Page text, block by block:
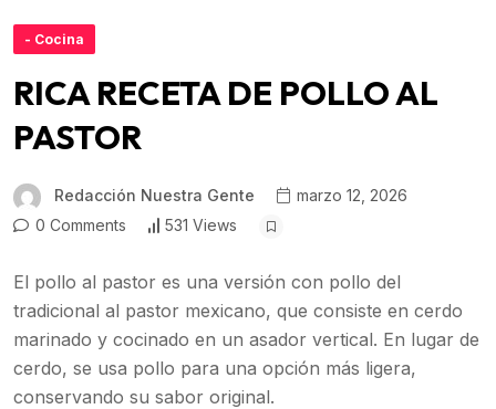
- Cocina
RICA RECETA DE POLLO AL
PASTOR
Redacción Nuestra Gente
marzo 12, 2026
0 Comments
531 Views
El pollo al pastor es una versión con pollo del
tradicional al pastor mexicano, que consiste en cerdo
marinado y cocinado en un asador vertical. En lugar de
cerdo, se usa pollo para una opción más ligera,
conservando su sabor original.